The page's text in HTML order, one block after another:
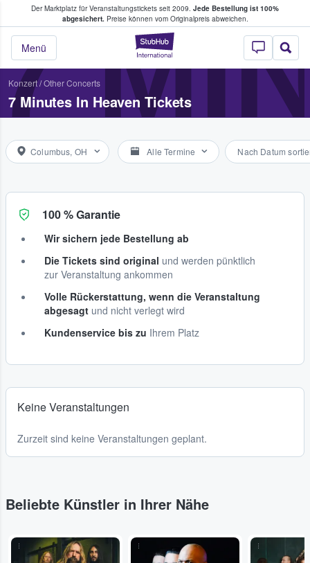
Der Marktplatz für Veranstaltungstickets seit 2009. Jede Bestellung ist 100%
abgesichert.Preise können vom Originalpreis abweichen.
StubHub - Wo
Menü
Tickets kaufen & verkaufen
Konzert/Other Concerts
7 Minutes In Heaven Tickets
Columbus, OH Alle Termine Nach Datum
100 % Garantie
Wir sichern jede Bestellung ab
Die Tickets sind original und werden pünktlich
zur Veranstaltung ankommen
Volle Rückerstattung, wenn die Veranstaltung
abgesagt und nicht verlegt wird
Kundenservice bis zu Ihrem Platz
Keine Veranstaltungen
Zurzeit sind keine Veranstaltungen geplant.
Beliebte Künstler in Ihrer Nähe
... ... ...